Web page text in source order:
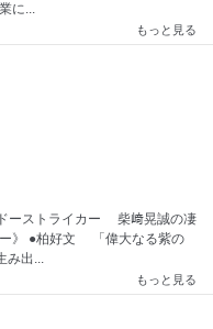
に...
もっと見る
ーストライカー 柴﨑晃誠の凄
》 ●柏好文 「偉大なる紫の
み出...
もっと見る